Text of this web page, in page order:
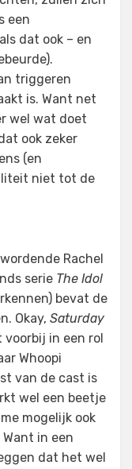
een
dat ook – en
triggeren
is. Want net
wel wat doet
ook zeker
(en
niet tot de
Rachel
serie The Idol
bevat de
Okay, Saturday
voorbij in een rol
Whoopi
van de cast is
wel een beetje
mogelijk ook
Want in een
dat het wel